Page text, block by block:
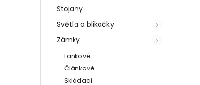
Stojany
Světla a blikačky
Zámky
Lankové
Článkové
Skládací